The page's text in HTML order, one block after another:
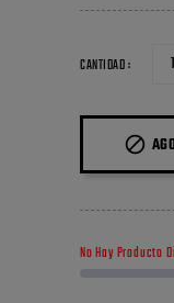
CANTIDAD :

No Hay Producto